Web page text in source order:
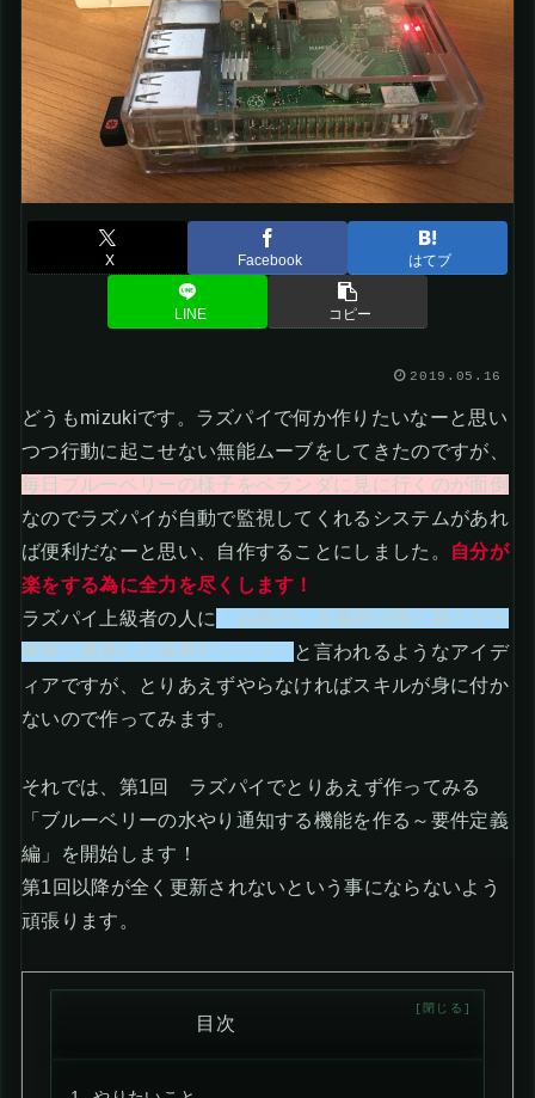
X Facebook はてブ
LINE コピー
2019.05.16
どうもmizukiです。ラズパイで何か作りたいなーと思い
つつ行動に起こせない無能ムーブをしてきたのですが、
毎日ブルーベリーの様子をベランダに見に行くのが面倒
なのでラズパイが自動で監視してくれるシステムがあれ
ば便利だなーと思い、自作することにしました。
自分が
楽をする為に全力を尽くします！
ラズパイ上級者の人に
「お前のいる場所は既に我々が５
年前に通過した場所だッッッ」 と言われるようなアイデ
ィアですが、とりあえずやらなければスキルが身に付か
ないので作ってみます。
それでは、第1回 ラズパイでとりあえず作ってみる
「ブルーベリーの水やり通知する機能を作る～要件定義
編」を開始します！
第1回以降が全く更新されないという事にならないよう
頑張ります。
目次